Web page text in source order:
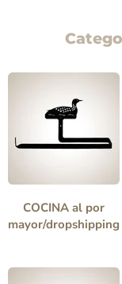
COCINA al por
mayor/dropshipping